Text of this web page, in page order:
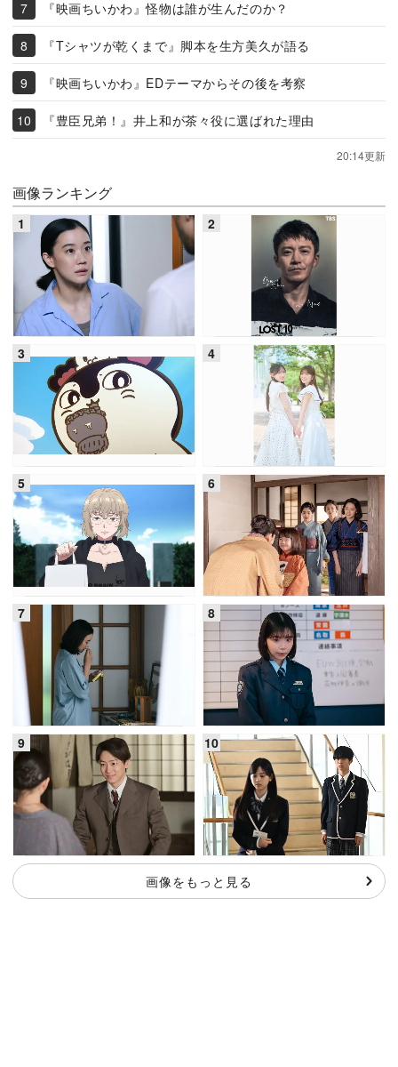
『映画ちいかわ』怪物は誰が生んだのか？
『Tシャツが乾くまで』脚本を生方美久が語る
『映画ちいかわ』EDテーマからその後を考察
『豊臣兄弟！』井上和が茶々役に選ばれた理由
20:14更新
画像ランキング
画像をもっと見る